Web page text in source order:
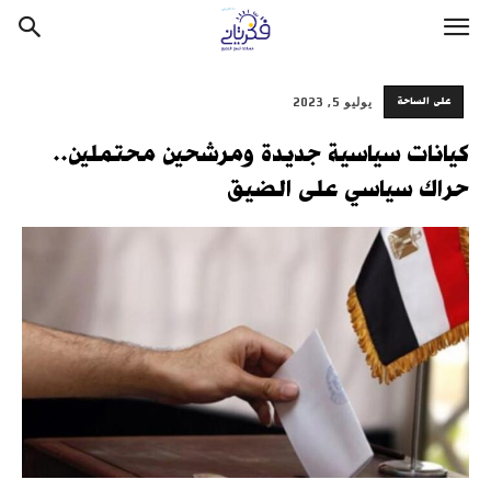
على الساحة يوليو 5, 2023
كيانات سياسية جديدة ومرشحين محتملين..
حراك سياسي على الضيق